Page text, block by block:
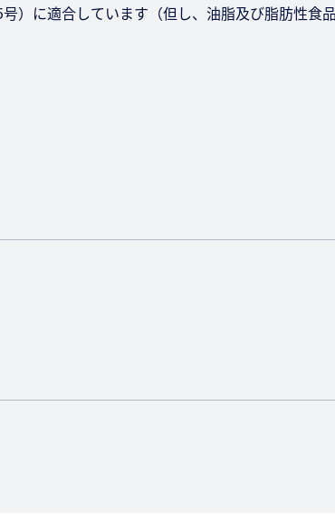
）に適合しています（但し、油脂及び脂肪性食